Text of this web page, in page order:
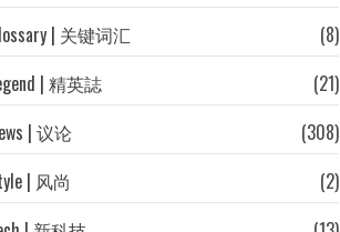
| 关键词汇
(8)
| 精英誌
(21)
| 议论
(308)
| 风尚
(2)